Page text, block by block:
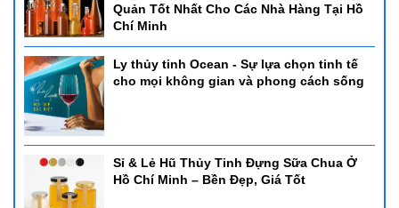
Quản Tốt Nhất Cho Các Nhà Hàng Tại Hồ
Chí Minh
Ly thủy tinh Ocean - Sự lựa chọn tinh tế
cho mọi không gian và phong cách sống
Sỉ & Lẻ Hũ Thủy Tinh Đựng Sữa Chua Ở
Hồ Chí Minh – Bền Đẹp, Giá Tốt